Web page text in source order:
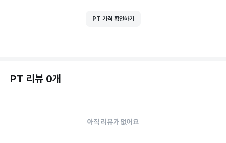
PT 가격 확인하기
PT 리뷰 0개
아직 리뷰가 없어요